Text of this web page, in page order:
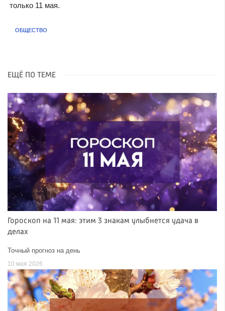
только 11 мая.
ОБЩЕСТВО
ЕЩЁ ПО ТЕМЕ
Гороскоп на 11 мая: этим 3 знакам улыбнется удача в
делах
Точный прогноз на день
10 мая 2026